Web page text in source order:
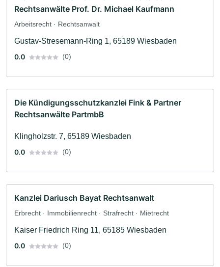
Rechtsanwälte Prof. Dr. Michael Kaufmann
Arbeitsrecht · Rechtsanwalt
Gustav-Stresemann-Ring 1, 65189 Wiesbaden
0.0
(0)
Die Kündigungsschutzkanzlei Fink & Partner
Rechtsanwälte PartmbB
Klingholzstr. 7, 65189 Wiesbaden
0.0
(0)
Kanzlei Dariusch Bayat Rechtsanwalt
Erbrecht · Immobilienrecht · Strafrecht · Mietrecht
Kaiser Friedrich Ring 11, 65185 Wiesbaden
0.0
(0)